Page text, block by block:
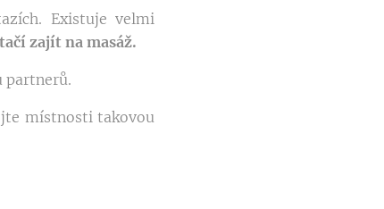
Existuje velmi
zajít na masáž.
partnerů.
místnosti takovou